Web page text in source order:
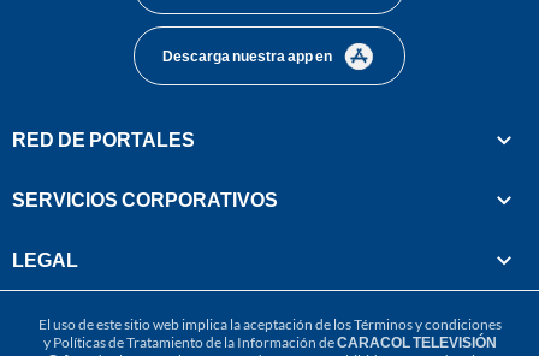
Descarga nuestra app en
RED DE PORTALES
SERVICIOS CORPORATIVOS
LEGAL
El uso de este sitio web implica la aceptación de losTérminos y condiciones
y Políticas de Tratamiento de la Información deCARACOL TELEVISIÓN